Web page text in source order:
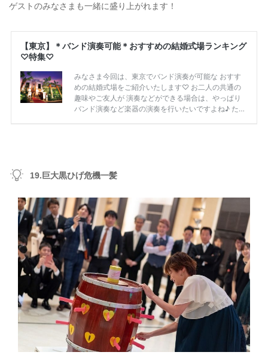
ゲストのみなさまも一緒に盛り上がれます！
19.巨大黒ひげ危機一髪